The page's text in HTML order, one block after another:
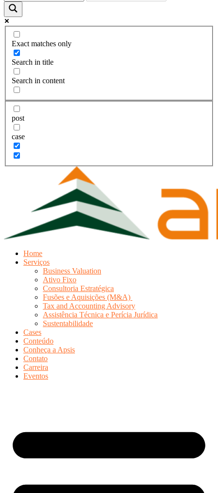
Exact matches only
Search in title
Search in content
post
case
Home
Serviços
Business Valuation
Ativo Fixo
Consultoria Estratégica
Fusões e Aquisições (M&A)
Tax and Accounting Advisory
Assistência Técnica e Perícia Jurídica
Sustentabilidade
Cases
Conteúdo
Conheça a Apsis
Contato
Carreira
Eventos